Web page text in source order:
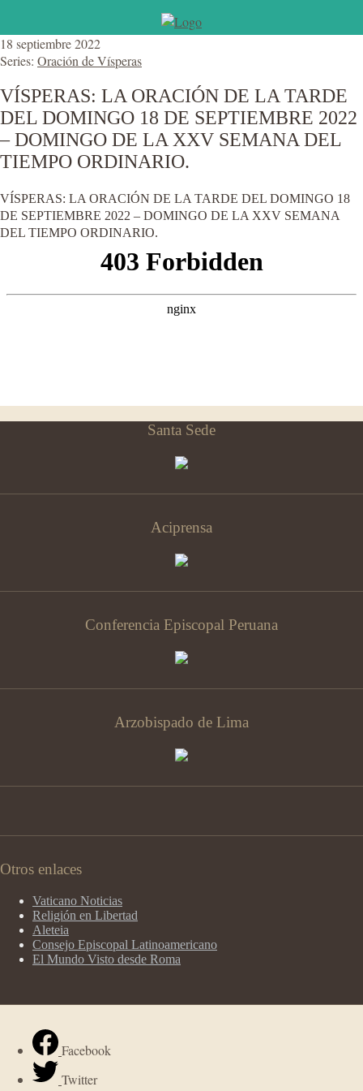
18 septiembre 2022
Series: Oración de Vísperas
VÍSPERAS: LA ORACIÓN DE LA TARDE
DEL DOMINGO 18 DE SEPTIEMBRE 2022
– DOMINGO DE LA XXV SEMANA DEL
TIEMPO ORDINARIO.
VÍSPERAS: LA ORACIÓN DE LA TARDE DEL DOMINGO 18
DE SEPTIEMBRE 2022 – DOMINGO DE LA XXV SEMANA
DEL TIEMPO ORDINARIO.
Santa Sede
Aciprensa
Conferencia Episcopal Peruana
Arzobispado de Lima
Otros enlaces
Vaticano Noticias
Religión en Libertad
Aleteia
Consejo Episcopal Latinoamericano
El Mundo Visto desde Roma
Facebook
Twitter